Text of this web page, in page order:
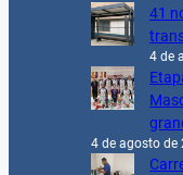
41
4 de
4 de agosto de